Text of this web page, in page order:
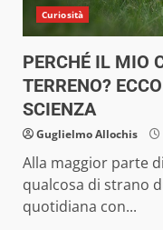
Curiosità
PERCHÉ IL MIO
TERRENO?
SCIENZA
Guglielmo Allochis
Alla maggior parte
qualcosa di strano
quotidiana con...